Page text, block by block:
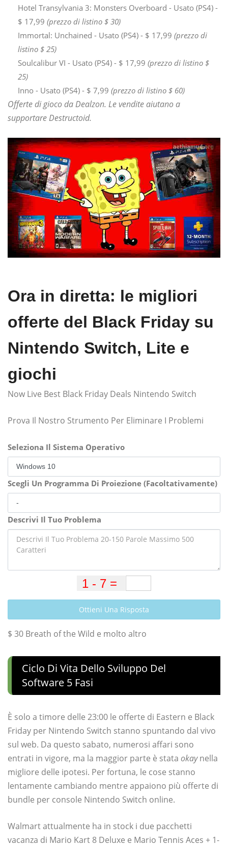
Hotel Transylvania 3: Monsters Overboard - Usato (PS4) -
$ 17,99 (prezzo di listino $ 30)
Immortal: Unchained - Usato (PS4) - $ 17,99 (prezzo di
listino $ 25)
Soulcalibur VI - Usato (PS4) - $ 17,99 (prezzo di listino $
25)
Inno - Usato (PS4) - $ 7,99 (prezzo di listino $ 60)
Offerte di gioco da Dealzon. Le vendite aiutano a
supportare Destructoid.
Ora in diretta: le migliori
offerte del Black Friday su
Nintendo Switch, Lite e
giochi
Now Live Best Black Friday Deals Nintendo Switch
Prova Il Nostro Strumento Per Eliminare I Problemi
Seleziona Il Sistema Operativo
Scegli Un Programma Di Proiezione (Facoltativamente)
Descrivi Il Tuo Problema
Ottieni Una Risposta
$ 30 Breath of the Wild e molto altro
Ciclo Di Vita Dello Sviluppo Del
Software 5 Fasi
È solo a timore delle 23:00 le offerte di Eastern e Black
Friday per Nintendo Switch stanno spuntando dal vivo
sul web. Da questo sabato, numerosi affari sono
entrati in vigore, ma la maggior parte è stata okaynella
migliore delle ipotesi. Per fortuna, le cose stanno
lentamente cambiando mentre appaiono più offerte di
bundle per console Nintendo Switch online.
Walmart attualmente ha in stock i due pacchetti
vacanza di Mario Kart 8 Deluxe e Mario Tennis Aces + 1-